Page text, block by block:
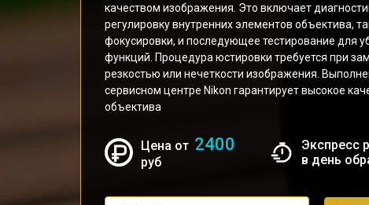
качеством изображения. Это включает
регулировку внутренних элементов объектива,
фокусировки, и последующее тестирование для
функций. Процедура юстировки требуется при
резкостью или нечеткости изображения.
сервисном центре Nikon гарантирует высокое
объектива
Цена от 2400
руб
Экспресс
в день